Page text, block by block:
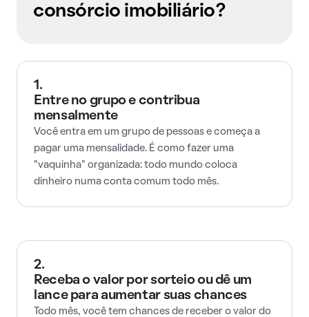
consórcio imobiliário?
1.
Entre no grupo e contribua
mensalmente
Você entra em um grupo de pessoas e começa a
pagar uma mensalidade. É como fazer uma
"vaquinha" organizada: todo mundo coloca
dinheiro numa conta comum todo mês.
2.
Receba o valor por sorteio ou dê um
lance para aumentar suas chances
Todo mês, você tem chances de receber o valor do